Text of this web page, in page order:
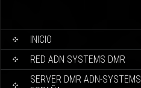
INICIO
RED ADN SYSTEMS DMR
SERVER DMR ADN-SYSTEMS